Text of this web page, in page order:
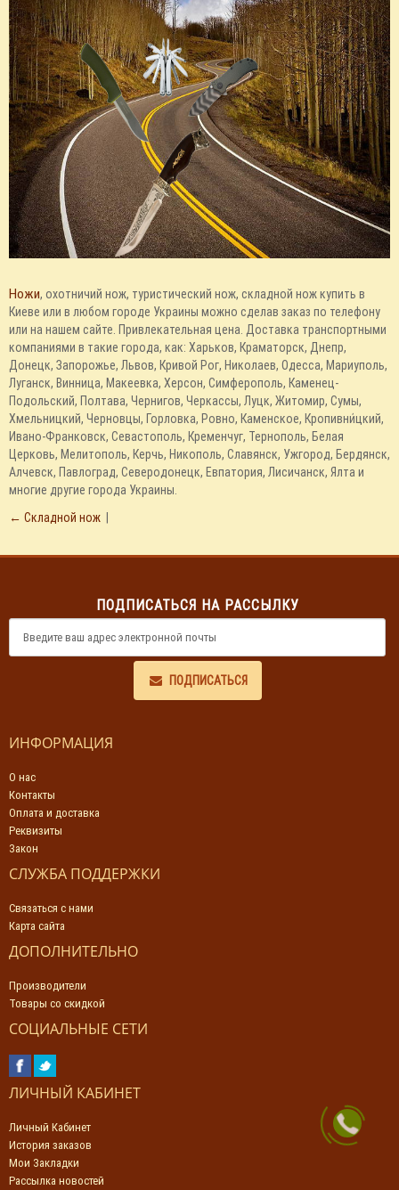
Ножи, охотничий нож, туристический нож, складной нож купить в
Киеве или в любом городе Украины можно сделав заказ по телефону
или на нашем сайте. Привлекательная цена. Доставка транспортными
компаниями в такие города, как: Харьков, Краматорск, Днепр,
Донецк, Запорожье, Львов, Кривой Рог, Николаев, Одесса, Мариуполь,
Луганск, Винница, Макеевка, Херсон, Симферополь, Каменец-
Подольский, Полтава, Чернигов, Черкассы, Луцк, Житомир, Сумы,
Хмельницкий, Черновцы, Горловка, Ровно, Каменское, Кропивни́цкий,
Ивано-Франковск, Севастополь, Кременчуг, Тернополь, Белая
Церковь, Мелитополь, Керчь, Никополь, Славянск, Ужгород, Бердянск,
Алчевск, Павлоград, Северодонецк, Евпатория, Лисичанск, Ялта и
многие другие города Украины.
← Складной нож |
ПОДПИСАТЬСЯ НА РАССЫЛКУ
ПОДПИСАТЬСЯ
ИНФОРМАЦИЯ
О нас
Контакты
Оплата и доставка
Реквизиты
Закон
СЛУЖБА ПОДДЕРЖКИ
Связаться с нами
Карта сайта
ДОПОЛНИТЕЛЬНО
Производители
Товары со скидкой
СОЦИАЛЬНЫЕ СЕТИ
ЛИЧНЫЙ КАБИНЕТ
Личный Кабинет
История заказов
Мои Закладки
Рассылка новостей